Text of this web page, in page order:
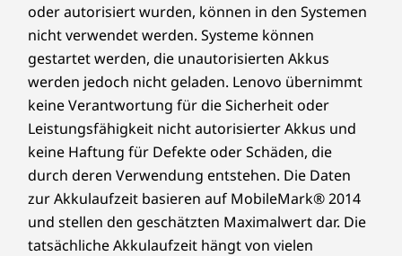
oder autorisiert wurden, können in den Systemen
nicht verwendet werden. Systeme können
gestartet werden, die unautorisierten Akkus
werden jedoch nicht geladen. Lenovo übernimmt
keine Verantwortung für die Sicherheit oder
Leistungsfähigkeit nicht autorisierter Akkus und
keine Haftung für Defekte oder Schäden, die
durch deren Verwendung entstehen. Die Daten
zur Akkulaufzeit basieren auf MobileMark® 2014
und stellen den geschätzten Maximalwert dar. Die
tatsächliche Akkulaufzeit hängt von vielen